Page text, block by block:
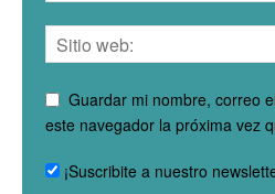
Guardar mi nombre, correo
este navegador la próxima vez
¡Suscribite a nuestro